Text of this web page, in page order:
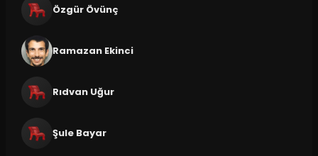
Özgür Övünç
Ramazan Ekinci
Rıdvan Uğur
Şule Bayar